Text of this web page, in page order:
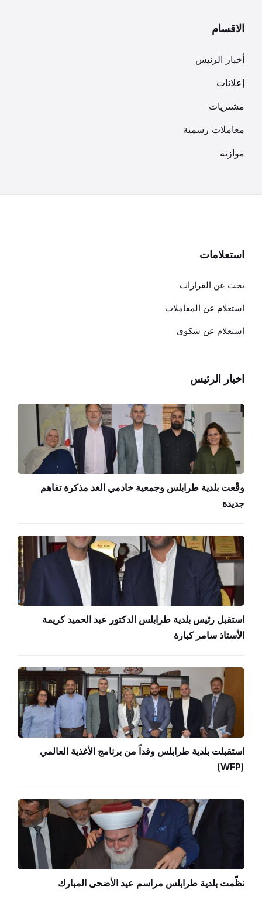
الاقسام
أخبار الرئيس
إعلانات
مشتريات
معاملات رسمية
موازنة
استعلامات
بحث عن القرارات
استعلام عن المعاملات
استعلام عن شكوى
اخبار الرئيس
وقّعت بلدية طرابلس وجمعية خادمي الغد مذكرة تفاهم
جديدة
استقبل رئيس بلدية طرابلس الدكتور عبد الحميد كريمة
الأستاذ سامر كبارة
استقبلت بلدية طرابلس وفداً من برنامج الأغذية العالمي
(WFP)
نظّمت بلدية طرابلس مراسم عيد الأضحى المبارك